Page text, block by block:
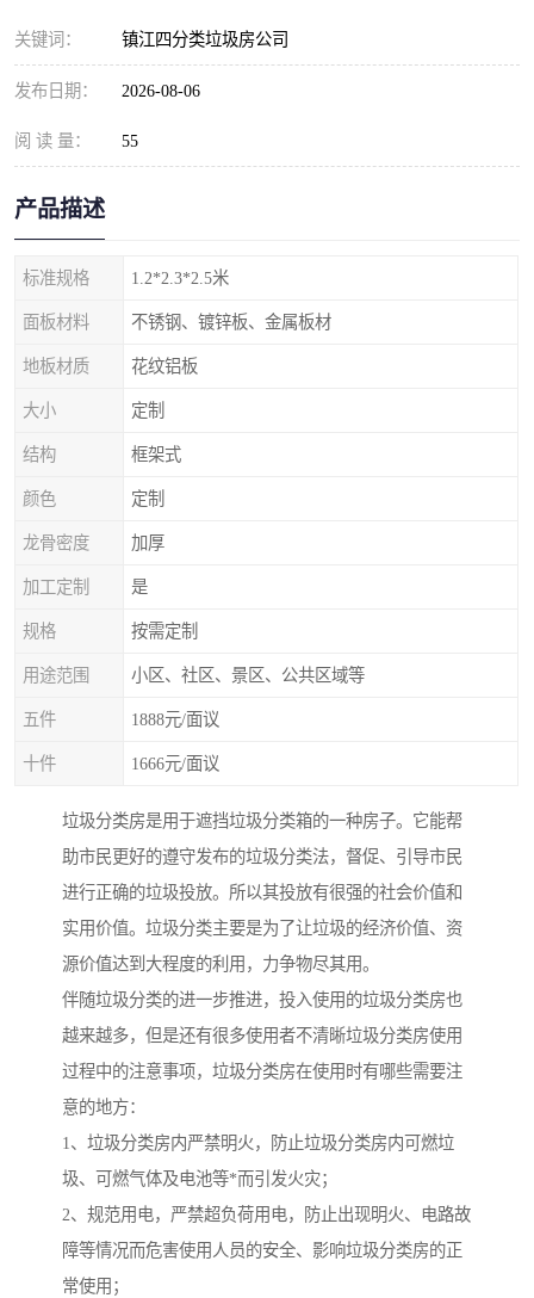
关键词： 镇江四分类垃圾房公司
发布日期： 2026-08-06
阅 读 量： 55
产品描述
标准规格 1.2*2.3*2.5米
面板材料 不锈钢、镀锌板、金属板材
地板材质 花纹铝板
大小 定制
结构 框架式
颜色 定制
龙骨密度 加厚
加工定制 是
规格 按需定制
用途范围 小区、社区、景区、公共区域等
五件 1888元/面议
十件 1666元/面议
垃圾分类房是用于遮挡垃圾分类箱的一种房子。它能帮
助市民更好的遵守发布的垃圾分类法，督促、引导市民
进行正确的垃圾投放。所以其投放有很强的社会价值和
实用价值。垃圾分类主要是为了让垃圾的经济价值、资
源价值达到大程度的利用，力争物尽其用。
伴随垃圾分类的进一步推进，投入使用的垃圾分类房也
越来越多，但是还有很多使用者不清晰垃圾分类房使用
过程中的注意事项，垃圾分类房在使用时有哪些需要注
意的地方：
1、垃圾分类房内严禁明火，防止垃圾分类房内可燃垃
圾、可燃气体及电池等*而引发火灾；
2、规范用电，严禁超负荷用电，防止出现明火、电路故
障等情况而危害使用人员的安全、影响垃圾分类房的正
常使用；